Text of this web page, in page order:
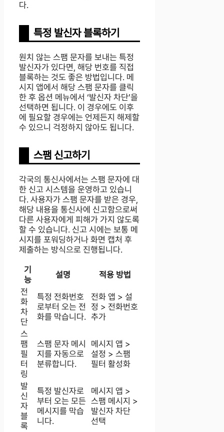
다.
특정 발신자 블록하기
원치 않는 스팸 문자를 보내는 특정
발신자가 있다면, 해당 번호를 직접
블록하는 것도 좋은 방법입니다. 메
시지 앱에서 해당 스팸 문자를 클릭
한 후 옵션 메뉴에서 ‘발신자 차단’을
선택하면 됩니다. 이 경우에도 이후
에 필요할 경우에는 언제든지 해제할
수 있으니 걱정하지 않아도 됩니다.
스팸 신고하기
각국의 통신사에서는 스팸 문자에 대
한 신고 시스템을 운영하고 있습니
다. 사용자가 스팸 문자를 받은 경우,
해당 내용을 통신사에 신고함으로써
다른 사용자에게 피해가 가지 않도록
할 수 있습니다. 신고 시에는 보통 메
시지를 포워딩하거나 화면 캡처 후
제출하는 방식으로 진행됩니다.
기
능
설명
적용 방법
전
화
차
단
특정 전화번호
로부터 오는 전
화를 막습니다.
전화 앱 > 설
정 > 전화번호
추가
스
팸
필
터
링
스팸 문자 메시
지를 자동으로
분류합니다.
메시지 앱 >
설정 > 스팸
필터 활성화
발
신
자
블
록
특정 발신자로
부터 오는 모든
메시지를 막습
니다.
메시지 앱 >
스팸 메시지 >
발신자 차단
선택